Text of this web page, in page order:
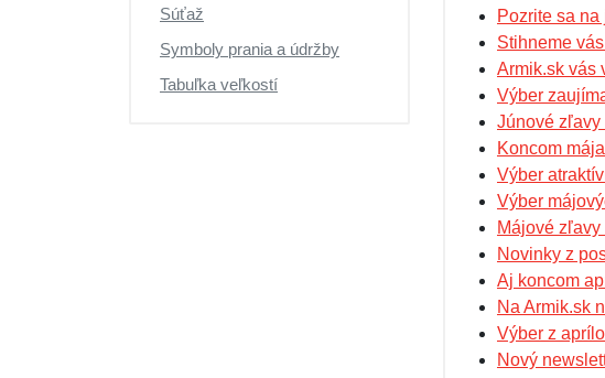
Súťaž
Symboly prania a údržby
Tabuľka veľkostí
Pozrite sa
Stihneme
Armik.sk vás
Výber
Júnové zľavy
Koncom
Výber
Výber
Májové zľavy
Novinky z
Aj koncom
Na Armik.sk
Výber z
Nový